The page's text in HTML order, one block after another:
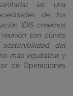
es una
de los
IDIS creemos
son claves
del
más equitativa y
de Operaciones